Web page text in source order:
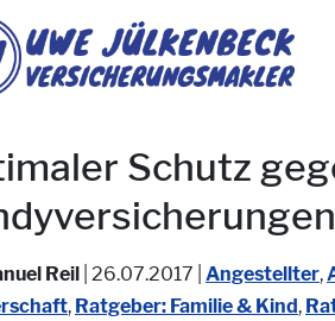
Schutz
Reil 26.07.2017 Angestellter,
, Ratgeber: Familie & Kind,